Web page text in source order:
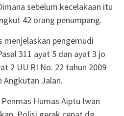
sebelum kecelakaan itu
42 orang penumpang.
menjelaskan pengemudi
311 ayat 5 dan ayat 3 jo
2 UU RI No. 22 tahun 2009
Angkutan Jalan.
Humas Aiptu Iwan